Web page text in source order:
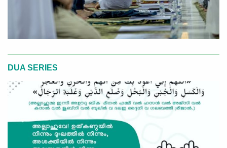
DUA SERIES